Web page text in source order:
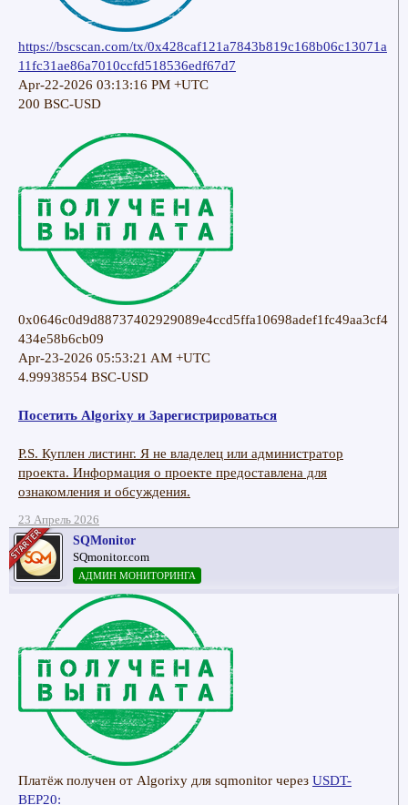
https://bscscan.com/tx/0x428caf121a7843b819c168b06c13071a
11fc31ae86a7010ccfd518536edf67d7
Apr-22-2026 03:13:16 PM +UTC
200 BSC-USD
0x0646c0d9d88737402929089e4ccd5ffa10698adef1fc49aa3cf4
434e58b6cb09
Apr-23-2026 05:53:21 AM +UTC
4.99938554 BSC-USD
Посетить Algorixy и Зарегистрироваться
P.S. Куплен листинг. Я не владелец или администратор
проекта. Информация о проекте предоставлена для
ознакомления и обсуждения.
23 Апрель 2026
SQMonitor
SQmonitor.com
АДМИН МОНИТОРИНГА
Платёж получен от Algorixy для sqmonitor через USDT-
BEP20: